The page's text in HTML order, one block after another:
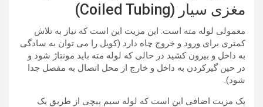
مغزی سیار (Coiled Tubing)
معمولی لوله مته است. این مزیت این است که نیاز به تلاش
کمتری برای ورود و خروج چاه دارد (کویل را می توان به سادگی
به داخل و بیرون کشید در حالی که لوله مته باید مونتاژ شود و
در حین گیرکردن به داخل و خارج از محل اتصال به مفصل جدا
شود).
یک مزیت اضافی این است که لوله سیم پیچی از طریق یک